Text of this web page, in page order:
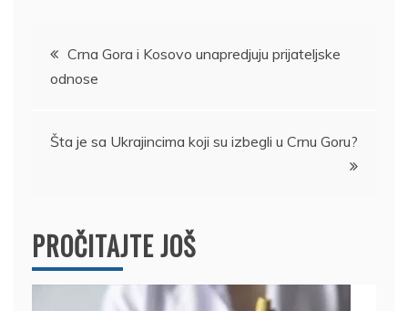
Kretanje
članka
Crna Gora i Kosovo unapredjuju prijateljske
odnose
Šta je sa Ukrajincima koji su izbegli u Crnu Goru?
PROČITAJTE JOŠ